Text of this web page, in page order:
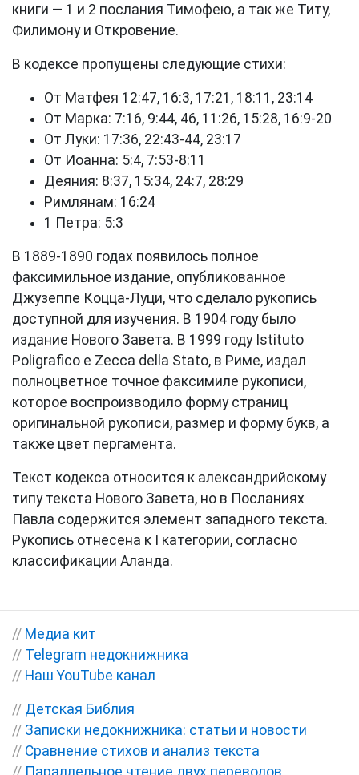
книги — 1 и 2 послания Тимофею, а так же Титу,
Филимону и Откровение.
В кодексе пропущены следующие стихи:
От Матфея 12:47, 16:3, 17:21, 18:11, 23:14
От Марка: 7:16, 9:44, 46, 11:26, 15:28, 16:9-20
От Луки: 17:36, 22:43-44, 23:17
От Иоанна: 5:4, 7:53-8:11
Деяния: 8:37, 15:34, 24:7, 28:29
Римлянам: 16:24
1 Петра: 5:3
В 1889-1890 годах появилось полное
факсимильное издание, опубликованное
Джузеппе Коцца-Луци, что сделало рукопись
доступной для изучения. В 1904 году было
издание Нового Завета. В 1999 году Istituto
Poligrafico e Zecca della Stato, в Риме, издал
полноцветное точное факсимиле рукописи,
которое воспроизводило форму страниц
оригинальной рукописи, размер и форму букв, а
также цвет пергамента.
Текст кодекса относится к александрийскому
типу текста Нового Завета, но в Посланиях
Павла содержится элемент западного текста.
Рукопись отнесена к I категории, согласно
классификации Аланда.
// Медиа кит
// Telegram недокнижника
// Наш YouTube канал
// Детская Библия
// Записки недокнижника: статьи и новости
// Сравнение стихов и анализ текста
// Параллельное чтение двух переводов